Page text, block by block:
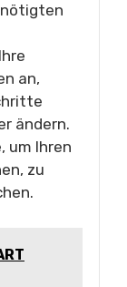
an,
ändern.
um Ihren
zu